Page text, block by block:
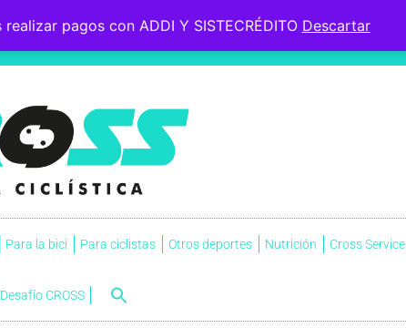
realizar pagos con ADDI Y SISTECRÉDITO Descartar
Para la bici Para ciclistas Otros deportes Nutrición Cross Service
Desafío CROSS